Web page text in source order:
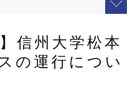
信州大学松本
の運行につい